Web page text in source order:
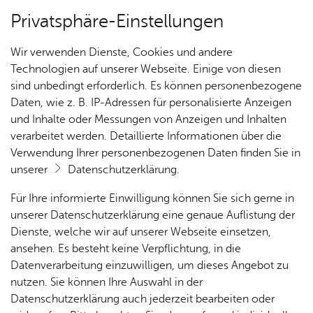
Kartenansicht
Cookie-Hinweis
Zum Laden dieser Karte wird eine Verbindung zu externen
Servern hergestellt. Diese verwenden Cookies und andere
Privatsphäre-Einstellungen
Wir verwenden Dienste, Cookies und andere
Technologien auf unserer Webseite. Einige von diesen
sind unbedingt erforderlich. Es können personenbezogene
Daten, wie z. B. IP-Adressen für personalisierte Anzeigen
und Inhalte oder Messungen von Anzeigen und Inhalten
verarbeitet werden. Detaillierte Informationen über die
Verwendung Ihrer personenbezogenen Daten finden Sie in
unserer
Datenschutzerklärung.
Für Ihre informierte Einwilligung können Sie sich gerne in
unserer Datenschutzerklärung eine genaue Auflistung der
Dienste, welche wir auf unserer Webseite einsetzen,
ansehen. Es besteht keine Verpflichtung, in die
Datenverarbeitung einzuwilligen, um dieses Angebot zu
nutzen. Sie können Ihre Auswahl in der
Datenschutzerklärung auch jederzeit bearbeiten oder